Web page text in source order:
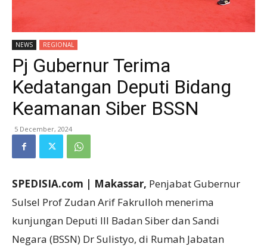
NEWS REGIONAL
Pj Gubernur Terima
Kedatangan Deputi Bidang
Keamanan Siber BSSN
5 December, 2024
SPEDISIA.com | Makassar, Penjabat Gubernur
Sulsel Prof Zudan Arif Fakrulloh menerima
kunjungan Deputi III Badan Siber dan Sandi
Negara (BSSN) Dr Sulistyo, di Rumah Jabatan